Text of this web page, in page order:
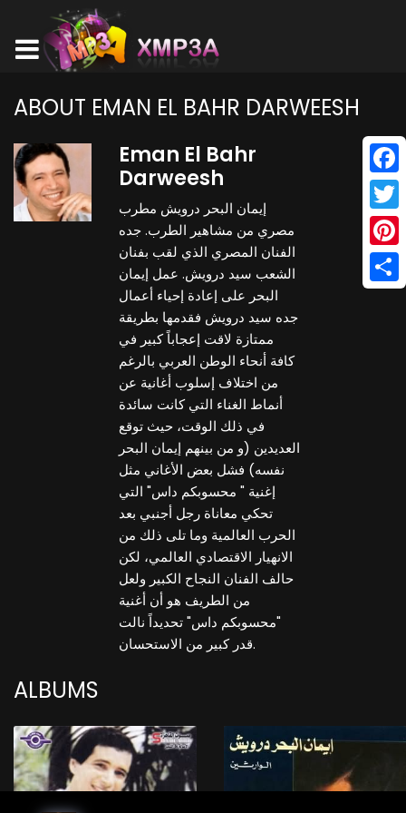
ABOUT EMAN EL BAHR DARWEESH
Eman El Bahr
Darweesh
إيمان البحر درويش مطرب
مصري من مشاهير الطرب. جده
الفنان المصري الذي لقب بفنان
الشعب سيد درويش. عمل إيمان
البحر على إعادة إحياء أعمال
جده سيد درويش فقدمها بطريقة
ممتازة لاقت إعجاباً كبير في
كافة أنحاء الوطن العربي بالرغم
من اختلاف إسلوب أغانية عن
أنماط الغناء التي كانت سائدة
في ذلك الوقت، حيث توقع
العديدين (و من بينهم إيمان البحر
نفسه) فشل بعض الأغاني مثل
إغنية " محسوبكم داس" التي
تحكي معاناة رجل أجنبي بعد
الحرب العالمية وما تلى ذلك من
الانهيار الاقتصادي العالمي، لكن
حالف الفنان النجاح الكبير ولعل
من الطريف هو أن أغنية
"محسوبكم داس" تحديداً نالت
قدر كبير من الاستحسان.
ALBUMS